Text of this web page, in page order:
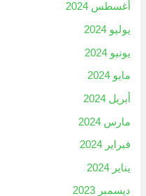
أغسطس 2024
يوليو 2024
يونيو 2024
مايو 2024
أبريل 2024
مارس 2024
فبراير 2024
يناير 2024
ديسمبر 2023